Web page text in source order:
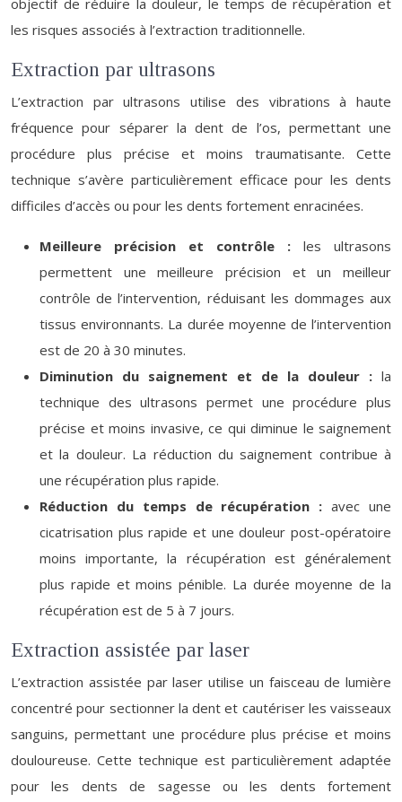
objectif de réduire la douleur, le temps de récupération et
les risques associés à l’extraction traditionnelle.
Extraction par ultrasons
L’extraction par ultrasons utilise des vibrations à haute
fréquence pour séparer la dent de l’os, permettant une
procédure plus précise et moins traumatisante. Cette
technique s’avère particulièrement efficace pour les dents
difficiles d’accès ou pour les dents fortement enracinées.
Meilleure précision et contrôle : les ultrasons
permettent une meilleure précision et un meilleur
contrôle de l’intervention, réduisant les dommages aux
tissus environnants. La durée moyenne de l’intervention
est de 20 à 30 minutes.
Diminution du saignement et de la douleur : la
technique des ultrasons permet une procédure plus
précise et moins invasive, ce qui diminue le saignement
et la douleur. La réduction du saignement contribue à
une récupération plus rapide.
Réduction du temps de récupération :avec une
cicatrisation plus rapide et une douleur post-opératoire
moins importante, la récupération est généralement
plus rapide et moins pénible. La durée moyenne de la
récupération est de 5 à 7 jours.
Extraction assistée par laser
L’extraction assistée par laser utilise un faisceau de lumière
concentré pour sectionner la dent et cautériser les vaisseaux
sanguins, permettant une procédure plus précise et moins
douloureuse. Cette technique est particulièrement adaptée
pour les dents de sagesse ou les dents fortement